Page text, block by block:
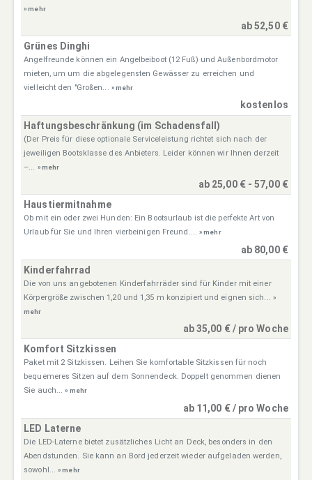
» mehr
ab 52,50 €
Grünes Dinghi
Angelfreunde können ein Angelbeiboot (12 Fuß) und Außenbordmotor
mieten, um um die abgelegensten Gewässer zu erreichen und
vielleicht den "Großen... » mehr
kostenlos
Haftungsbeschränkung (im Schadensfall)
(Der Preis für diese optionale Serviceleistung richtet sich nach der
jeweiligen Bootsklasse des Anbieters. Leider können wir Ihnen derzeit
–... » mehr
ab 25,00 € - 57,00 €
Haustiermitnahme
Ob mit ein oder zwei Hunden: Ein Bootsurlaub ist die perfekte Art von
Urlaub für Sie und Ihren vierbeinigen Freund....» mehr
ab 80,00 €
Kinderfahrrad
Die von uns angebotenen Kinderfahrräder sind für Kinder mit einer
Körpergröße zwischen 1,20 und 1,35 m konzipiert und eignen sich... »
mehr
ab 35,00 € / pro Woche
Komfort Sitzkissen
Paket mit 2 Sitzkissen. Leihen Sie komfortable Sitzkissen für noch
bequemeres Sitzen auf dem Sonnendeck. Doppelt genommen dienen
Sie auch...» mehr
ab 11,00 € / pro Woche
LED Laterne
Die LED-Laterne bietet zusätzliches Licht an Deck, besonders in den
Abendstunden. Sie kann an Bord jederzeit wieder aufgeladen werden,
sowohl...» mehr